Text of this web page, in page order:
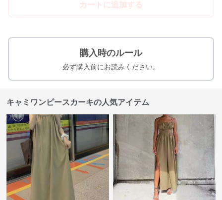
カートに追加する
購入時のルール
必ず購入前にお読みください。
キャミワンピースカーキの人気アイテム